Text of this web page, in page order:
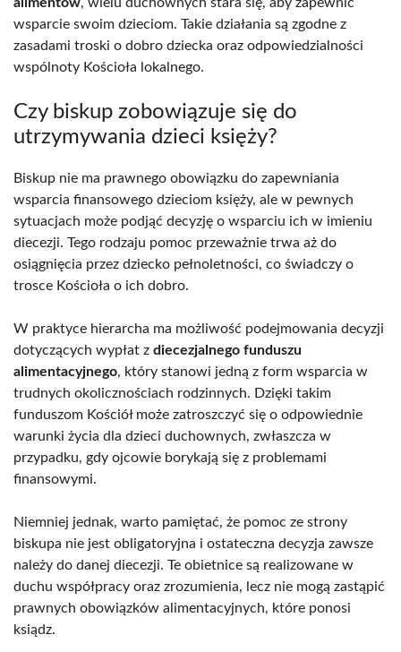
wsparcie swoim dzieciom. Takie działania są zgodne z
zasadami troski o dobro dziecka oraz odpowiedzialności
wspólnoty Kościoła lokalnego.
Czy biskup zobowiązuje się do
utrzymywania dzieci księży?
Biskup nie ma prawnego obowiązku do zapewniania
wsparcia finansowego dzieciom księży, ale w pewnych
sytuacjach może podjąć decyzję o wsparciu ich w imieniu
diecezji. Tego rodzaju pomoc przeważnie trwa aż do
osiągnięcia przez dziecko pełnoletności, co świadczy o
trosce Kościoła o ich dobro.
W praktyce hierarcha ma możliwość podejmowania decyzji
dotyczących wypłat z diecezjalnego funduszu
alimentacyjnego, który stanowi jedną z form wsparcia w
trudnych okolicznościach rodzinnych. Dzięki takim
funduszom Kościół może zatroszczyć się o odpowiednie
warunki życia dla dzieci duchownych, zwłaszcza w
przypadku, gdy ojcowie borykają się z problemami
finansowymi.
Niemniej jednak, warto pamiętać, że pomoc ze strony
biskupa nie jest obligatoryjna i ostateczna decyzja zawsze
należy do danej diecezji. Te obietnice są realizowane w
duchu współpracy oraz zrozumienia, lecz nie mogą zastąpić
prawnych obowiązków alimentacyjnych, które ponosi
ksiądz.